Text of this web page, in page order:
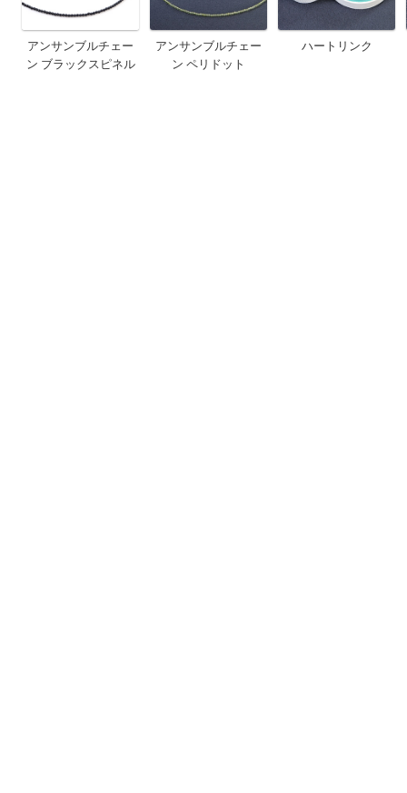
アンサンブルチェー
ン ブラックスピネル
アンサンブルチェー
ン ペリドット
ハートリンク